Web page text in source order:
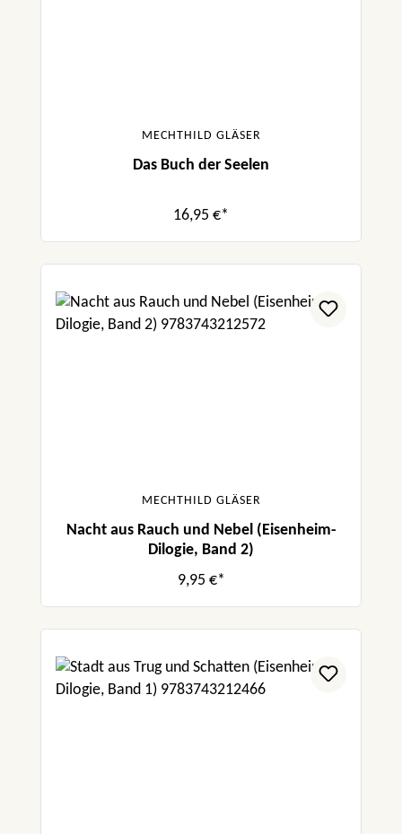
MECHTHILD GLÄSER
Das Buch der Seelen
16,95 €*
MECHTHILD GLÄSER
Nacht aus Rauch und Nebel (Eisenheim-
Dilogie, Band 2)
9,95 €*